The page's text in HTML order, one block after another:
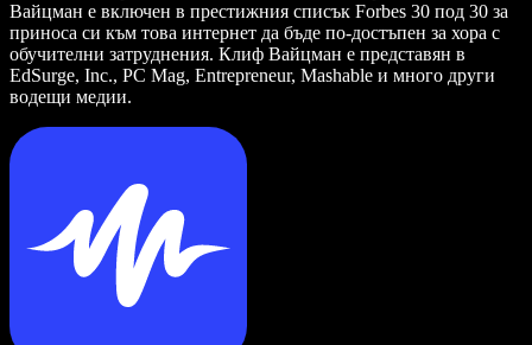
Вайцман е включен в престижния списък Forbes 30 под 30 за
приноса си към това интернет да бъде по-достъпен за хора с
обучителни затруднения. Клиф Вайцман е представян в
EdSurge, Inc., PC Mag, Entrepreneur, Mashable и много други
водещи медии.